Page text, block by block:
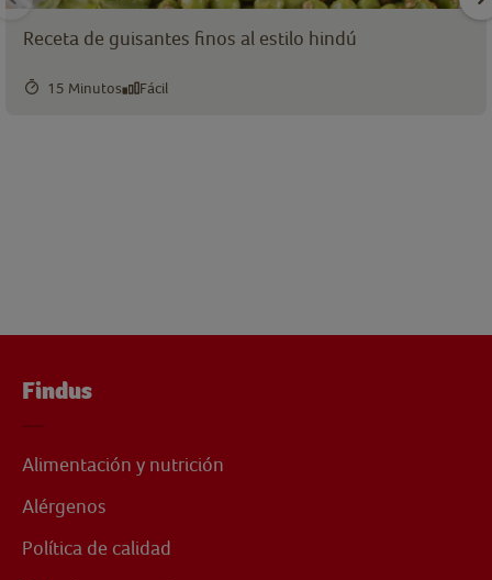
Receta de guisantes finos al estilo hindú
15 Minutos Fácil
Findus
Alimentación y nutrición
Alérgenos
Política de calidad